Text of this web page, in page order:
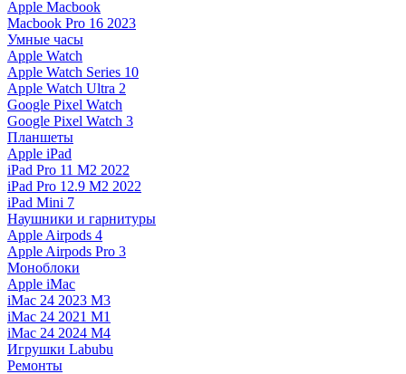
Apple Macbook
Macbook Pro 16 2023
Умные часы
Apple Watch
Apple Watch Series 10
Apple Watch Ultra 2
Google Pixel Watch
Google Pixel Watch 3
Планшеты
Apple iPad
iPad Pro 11 M2 2022
iPad Pro 12.9 M2 2022
iPad Mini 7
Наушники и гарнитуры
Apple Airpods 4
Apple Airpods Pro 3
Моноблоки
Apple iMac
iMac 24 2023 M3
iMac 24 2021 M1
iMac 24 2024 M4
Игрушки Labubu
Ремонты